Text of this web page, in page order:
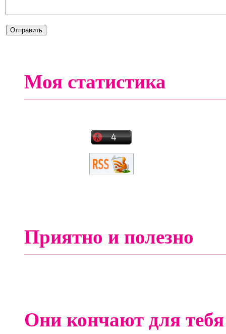
Моя статистика
Приятно и полезно
Они кончают для тебя